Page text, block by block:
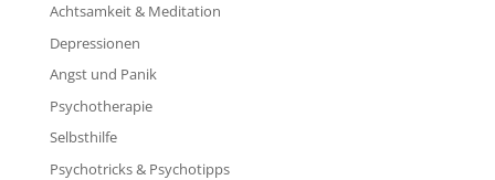
Achtsamkeit & Meditation
Depressionen
Angst und Panik
Psychotherapie
Selbsthilfe
Psychotricks & Psychotipps